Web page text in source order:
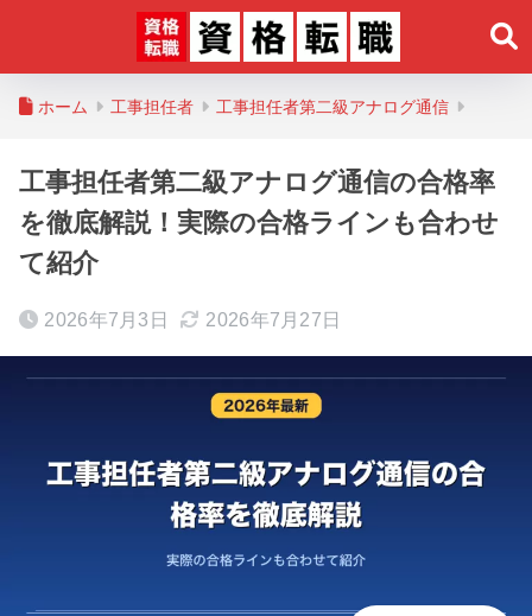
ホーム 工事担任者 工事担任者第二級アナログ通信
工事担任者第二級アナログ通信の合格率
を徹底解説！実際の合格ラインも合わせ
て紹介
2026年7月3日 2026年7月27日